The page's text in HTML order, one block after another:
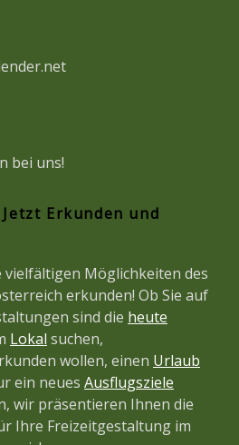
bei uns!
Erkunden und
vielfältigen Möglichkeiten des
erkunden! Ob Sie auf
sind die heute
Lokal suchen,
wollen, einen Urlaub
ein neues Ausflugsziele
wir präsentieren Ihnen die
Ihre Freizeitgestaltung im